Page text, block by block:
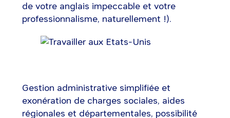
de votre anglais impeccable et votre
professionnalisme, naturellement !).
Gestion administrative simplifiée et
exonération de charges sociales, aides
régionales et départementales, possibilité